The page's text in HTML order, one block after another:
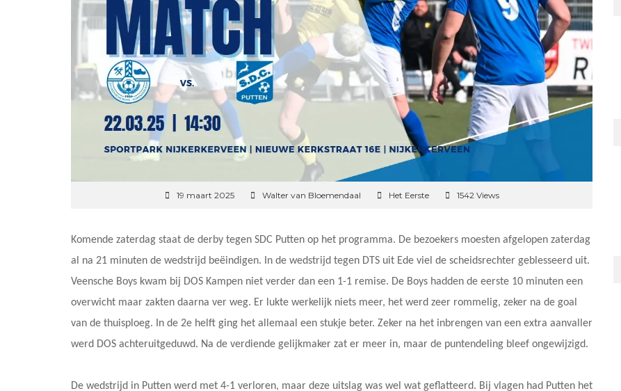
19 maart 2025 Walter van Bloemendaal Het Eerste 1542 Views
Komende zaterdag staat de derby tegen SDC Putten op het programma. De bezoekers moesten afgelopen zaterdag
al na 21 minuten de wedstrijd beëindigen. In de wedstrijd tegen DTS uit Ede viel de scheidsrechter geblesseerd uit.
Veensche Boys kwam bij DOS Kampen niet verder dan een 1-1 remise. De Boys hadden de eerste 10 minuten een
overwicht maar zakten daarna ver weg. Er lukte werkelijk niets meer, het werd zeer rommelig, zeker na de goal
van de thuisploeg. In de 2e helft ging het allemaal een stukje beter. Zeker na het inbrengen van een extra aanvaller
werd DOS achteruitgeduwd. Na de verdiende gelijkmaker zat er meer in, maar de puntendeling bleef ongewijzigd.
De wedstrijd in Putten werd met 4-1 verloren, maar deze uitslag was wel wat geflatteerd. Bij vlagen had Putten het